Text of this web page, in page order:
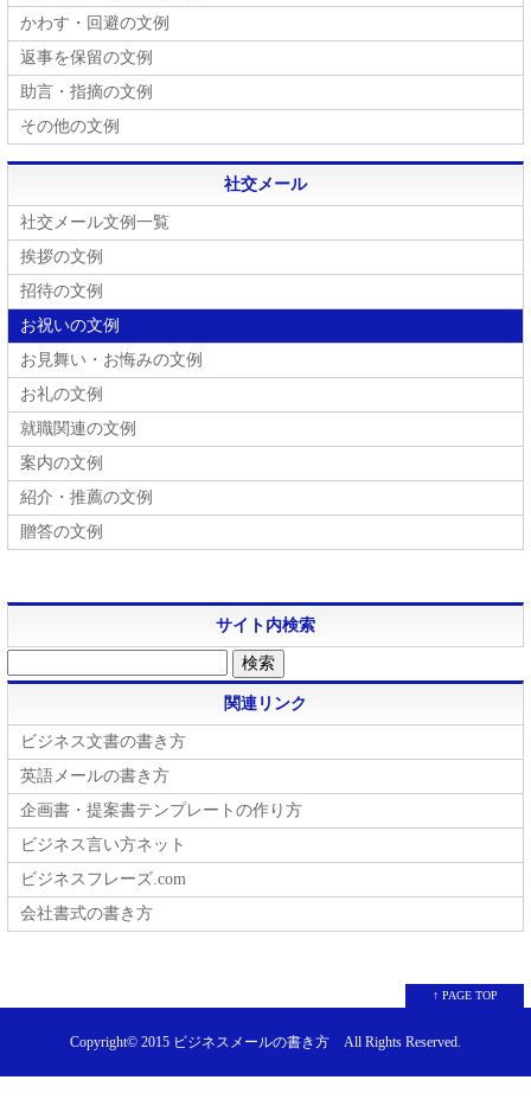
かわす・回避の文例
返事を保留の文例
助言・指摘の文例
その他の文例
社交メール
社交メール文例一覧
挨拶の文例
招待の文例
お祝いの文例
お見舞い・お悔みの文例
お礼の文例
就職関連の文例
案内の文例
紹介・推薦の文例
贈答の文例
サイト内検索
関連リンク
ビジネス文書の書き方
英語メールの書き方
企画書・提案書テンプレートの作り方
ビジネス言い方ネット
ビジネスフレーズ.com
会社書式の書き方
↑ PAGE TOP
Copyright© 2015 ビジネスメールの書き方 All Rights Reserved.